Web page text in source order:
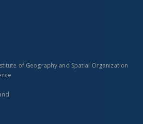
of Geography and Spatial Organization